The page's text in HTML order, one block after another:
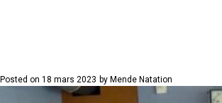
Posted on 18 mars 2023 by Mende Natation